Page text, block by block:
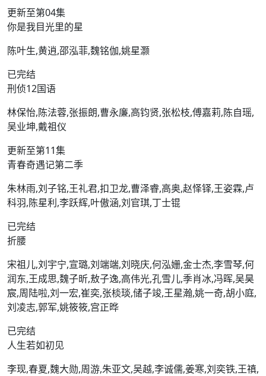
更新至第04集
你是我目光里的星
陈叶生,黄逍,邵泓菲,魏铭伽,姚星灏
已完结
刑侦12国语
林保怡,陈法蓉,张振朗,曹永廉,高钧贤,张松枝,傅嘉莉,陈自瑶,
吴业坤,戴祖仪
更新至第11集
青春奇遇记第二季
朱林雨,刘子铭,王礼君,扣卫龙,曹泽睿,高奥,赵怿铎,王姿霖,卢
科羽,陈星利,李跃辉,叶傲涵,刘官琪,丁士锟
已完结
折腰
宋祖儿,刘宇宁,宣璐,刘端端,刘晓庆,何泓姗,金士杰,李雪琴,何
润东,王成思,魏子昕,敖子逸,高伟光,孔雪儿,季肖冰,冯晖,吴昊
宸,周陆啦,刘一宏,崔奕,张棪琰,储子竣,王星瀚,姚一奇,胡小庭,
刘凌志,郭军,姚筱筱,宫正晔
已完结
人生若如初见
李现,春夏,魏大勋,周游,朱亚文,吴越,李诚儒,姜寒,刘奕铁,王禛,